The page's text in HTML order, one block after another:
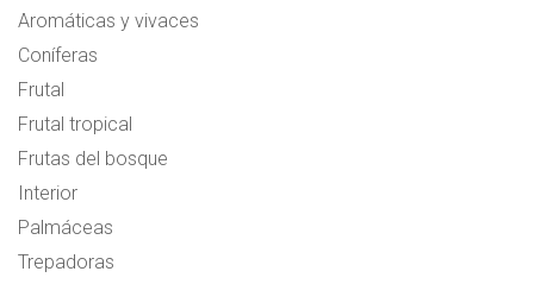
Aromáticas y vivaces
Coníferas
Frutal
Frutal tropical
Frutas del bosque
Interior
Palmáceas
Trepadoras